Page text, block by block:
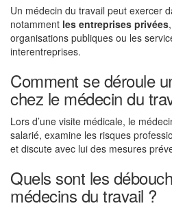
Un médecin du travail peut exercer
notamment les entreprises privées
organisations publiques ou les
interentreprises.
Comment se déroule
chez le médecin du
Lors d’une visite médicale, le
salarié, examine les risques
et discute avec lui des mesures
Quels sont les
médecins du travail ?